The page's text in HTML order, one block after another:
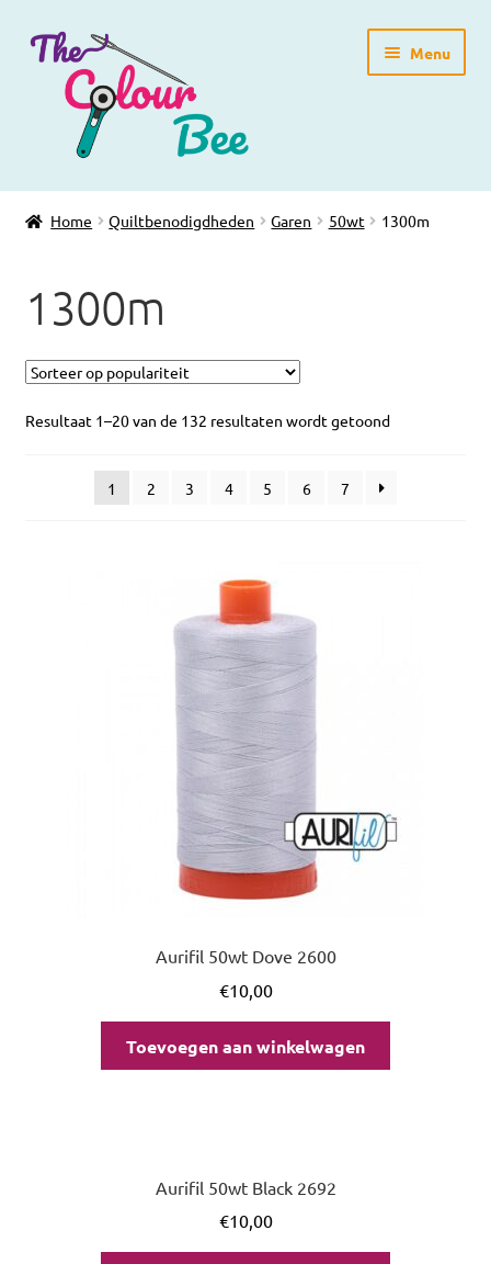
Ga
door
navigatie
Ga
direct
inhoud
Menu
Home
Blog
Workshops
Gratis Patronen
Home Quiltbenodigdheden Garen 50wt 1300m
1300m
Resultaat 1–20 van de 132 resultaten wordt getoond
1 2 3 4 5 6 7
Aurifil 50wt Dove 2600
€10,00
Toevoegen aan winkelwagen
Aurifil 50wt Black 2692
€10,00